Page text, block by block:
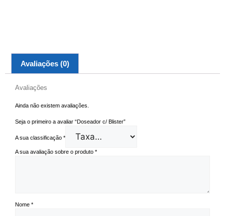
Avaliações (0)
Avaliações
Ainda não existem avaliações.
Seja o primeiro a avaliar “Doseador c/ Blister”
A sua classificação *
A sua avaliação sobre o produto *
Nome *